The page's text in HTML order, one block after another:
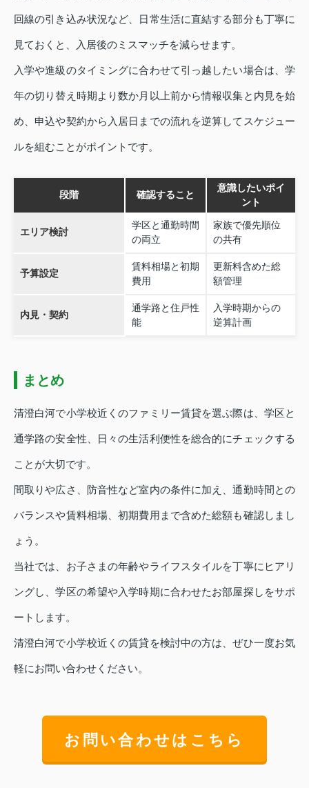
回線の引き込み状況など、日常生活に直結する部分も丁寧に
見ておくと、入居後のミスマッチを減らせます。
入学や進級のタイミングに合わせて引っ越したい場合は、学
年の切り替え時期より数か月以上前から情報収集と内見を始
め、申込や契約から入居日までの流れを逆算してスケジュー
ルを組むことがポイントです。
段階 確認すること
意識したいポイ
ント
エリア検討
学区と通勤時間
の両立
家族で優先順位
の共有
予算設定
賃料相場と初期
費用
更新料含めた総
額管理
内見・契約
通学路と住戸性
能
入学時期からの
逆算計画
まとめ
清澄白河で小学校近くのファミリー賃貸を選ぶ際は、学区と
通学路の安全性、日々の生活利便性を総合的にチェックする
ことが大切です。
間取りや広さ、防音性など室内の条件に加え、通勤時間との
バランスや賃料相場、初期費用まで含めた総額も確認しまし
ょう。
当社では、お子さまの年齢やライフスタイルを丁寧にヒアリ
ングし、学区の希望や入学時期に合わせたお部屋探しをサポ
ートします。
清澄白河で小学校近くの賃貸を検討中の方は、ぜひ一度お気
軽にお問い合わせください。
お問い合わせはこちら